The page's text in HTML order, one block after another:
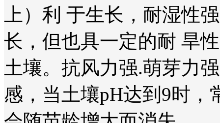
上）利 于生长，耐湿性
长，但也具一定的耐 旱
土壤。抗风力强.萌芽力
感，当土壤pH达到9时，